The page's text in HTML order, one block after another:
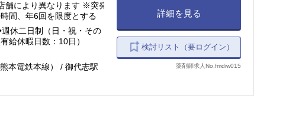
により異なります ※突発
間、年6回を限度とする
休二日制（日・祝・その
給休暇日数：10日）
本電鉄本線） / 御代志駅
詳細を見る
検討リスト（要ログイン）
薬剤師求人No.fmdiw015